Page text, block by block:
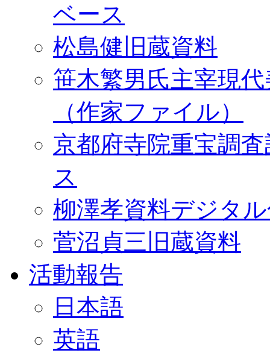
ベース
松島健旧蔵資料
笹木繁男氏主宰現
（作家ファイル）
京都府寺院重宝調
ス
柳澤孝資料デジタ
菅沼貞三旧蔵資料
活動報告
日本語
英語